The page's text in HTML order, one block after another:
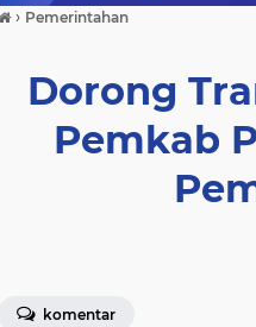
› Pemerintahan
Dorong
Pemkab
komentar